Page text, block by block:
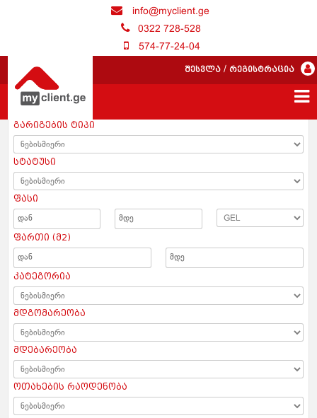
info@myclient.ge
0322 728-528
574-77-24-04
შესვლა / რეგისტრაცია
გარიგების ტიპი
სტატუსი
ფასი
ფართი (მ2)
კატეგორია
მდგომარეობა
მდებარეობა
ოთახების რაოდენობა